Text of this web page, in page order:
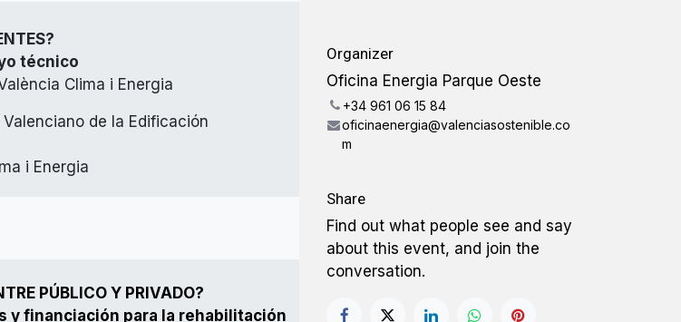
técnico
Clima i Energia
de la Edificación
i Energia
PÚBLICO Y PRIVADO?
y financiación para la rehabilitación
Organizer
Oficina Energia Parque Oeste
+34 961 06 15 84
oficinaenergia@valenciasostenible.co
m
Share
Find out what people see and say
about this event, and join the
conversation.